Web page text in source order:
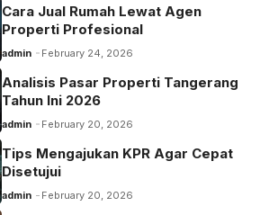
Cara Jual Rumah Lewat Agen
Properti Profesional
admin February 24, 2026
Analisis Pasar Properti Tangerang
Tahun Ini 2026
admin February 20, 2026
Tips Mengajukan KPR Agar Cepat
Disetujui
admin February 20, 2026